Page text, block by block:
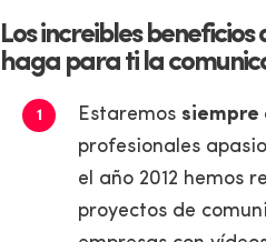
Los increibles
haga para ti la
Estaremos siempre
profesionales
el año 2012 hemos
proyectos de